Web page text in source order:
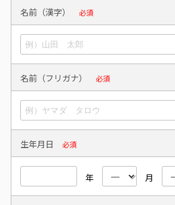
名前（漢字） 必須
名前（フリガナ） 必須
生年月日 必須
年 月